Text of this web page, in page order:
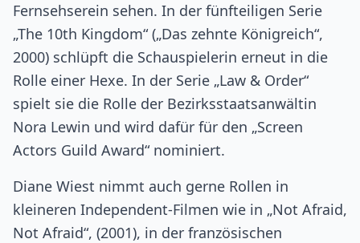
Fernsehserein sehen. In der fünfteiligen Serie
„The 10th Kingdom“ („Das zehnte Königreich“,
2000) schlüpft die Schauspielerin erneut in die
Rolle einer Hexe. In der Serie „Law & Order“
spielt sie die Rolle der Bezirksstaatsanwältin
Nora Lewin und wird dafür für den „Screen
Actors Guild Award“ nominiert.
Diane Wiest nimmt auch gerne Rollen in
kleineren Independent-Filmen wie in „Not Afraid,
Not Afraid“, (2001), in der französischen